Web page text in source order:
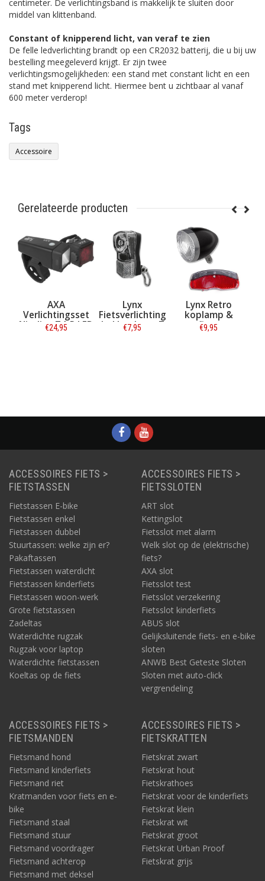
centimeter. De verlichtingsband is makkelijk te sluiten door
middel van klittenband.
Constant of knipperend licht, van veraf te zien
De felle ledverlichting brandt op een CR2032 batterij, die u bij uw
bestelling meegeleverd krijgt. Er zijn twee
verlichtingsmogelijkheden: een stand met constant licht en een
stand met knipperend licht. Hiermee bent u zichtbaar al vanaf
600 meter verderop!
Tags
Accessoire
Gerelateerde producten
44-R LED
Verlichtingsset
Niteline T4-R LED
Fietsverlichting
led koplamp 7
Lynx
koplamp
ACCESSOIRES FIETS >
FIETSTASSEN
Fietstassen E-bike
Fietstassen enkel
Fietstassen dubbel
Stuurtassen: welke zijn er?
Pakaftassen
Fietstassen waterdicht
Fietstassen kinderfiets
Fietstassen woon-werk
Grote fietstassen
Zadeltas
Waterdichte rugzak
Rugzak voor laptop
Waterdichte fietstassen
Koeltas op de fiets
ACCESSOIRES FIETS >
FIETSSLOTEN
ART slot
Kettingslot
Fietsslot met alarm
Welk slot op de (elektrische)
fiets?
AXA slot
Fietsslot test
Fietsslot verzekering
Fietsslot kinderfiets
ABUS slot
Gelijksluitende fiets- en e-bike
sloten
ANWB Best Geteste Sloten
Sloten met auto-click
vergrendeling
ACCESSOIRES FIETS >
FIETSMANDEN
Fietsmand hond
Fietsmand kinderfiets
Fietsmand riet
Kratmanden voor fiets en e-
bike
Fietsmand staal
Fietsmand stuur
Fietsmand voordrager
Fietsmand achterop
Fietsmand met deksel
ACCESSOIRES FIETS >
FIETSKRATTEN
Fietskrat zwart
Fietskrat hout
Fietskrathoes
Fietskrat voor de kinderfiets
Fietskrat klein
Fietskrat wit
Fietskrat groot
Fietskrat Urban Proof
Fietskrat grijs